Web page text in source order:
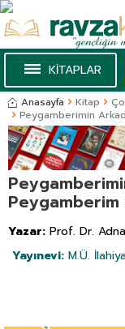
KİTAPLAR
Anasayfa Kitap
Peygamberimin
Peygamberim
Yazar: Prof. Dr.
Yayınevi: M.Ü.